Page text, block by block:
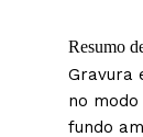
Resumo
Gravura
no
fundo